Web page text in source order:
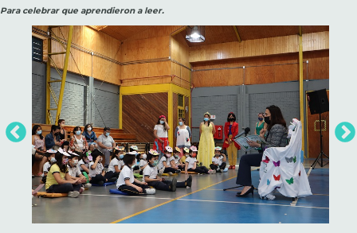
Para celebrar que aprendieron a leer.